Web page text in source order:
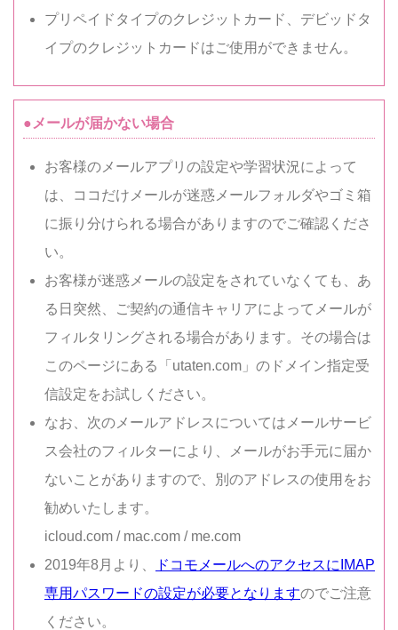
プリペイドタイプのクレジットカード、デビッドタ
イプのクレジットカードはご使用ができません。
●メールが届かない場合
お客様のメールアプリの設定や学習状況によって
は、ココだけメールが迷惑メールフォルダやゴミ箱
に振り分けられる場合がありますのでご確認くださ
い。
お客様が迷惑メールの設定をされていなくても、あ
る日突然、ご契約の通信キャリアによってメールが
フィルタリングされる場合があります。その場合は
このページにある「utaten.com」のドメイン指定受
信設定をお試しください。
なお、次のメールアドレスについてはメールサービ
ス会社のフィルターにより、メールがお手元に届か
ないことがありますので、別のアドレスの使用をお
勧めいたします。
icloud.com / mac.com / me.com
2019年8月より、
ドコモメールへのアクセスにIMAP
専用パスワードの設定が必要となりますのでご注意
ください。